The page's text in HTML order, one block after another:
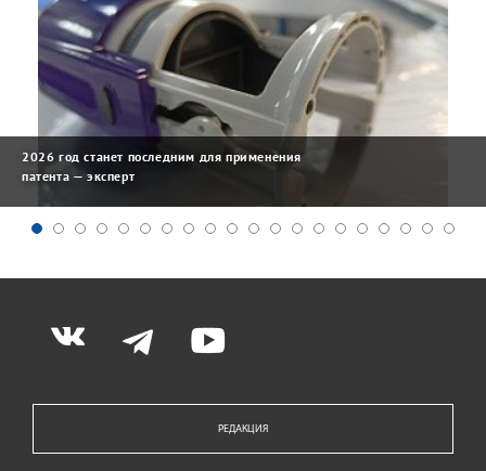
2026 год станет последним для применения
патента — эксперт
РЕДАКЦИЯ